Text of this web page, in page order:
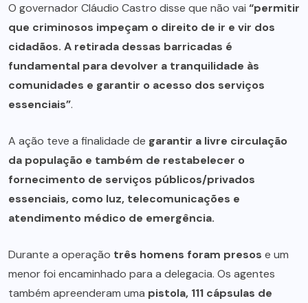
O governador Cláudio Castro disse que não vai “permitir
que criminosos impeçam o direito de ir e vir dos
cidadãos. A retirada dessas barricadas é
fundamental para devolver a tranquilidade às
comunidades e garantir o acesso dos serviços
essenciais”.
A ação teve a finalidade de garantir a livre circulação
da população e também de restabelecer o
fornecimento de serviços públicos/privados
essenciais, como luz, telecomunicações e
atendimento médico de emergência.
Durante a operação três homens foram presos e um
menor foi encaminhado para a delegacia. Os agentes
também apreenderam uma pistola, 111 cápsulas de